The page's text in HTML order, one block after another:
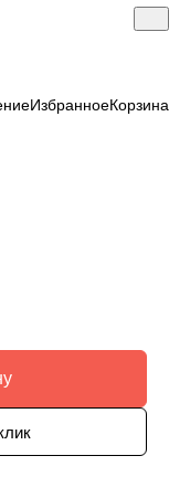
ИзбранноеКорзина